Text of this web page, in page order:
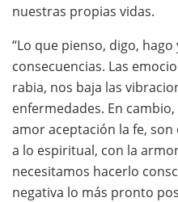
nuestras propias vidas.
“Lo que pienso, digo,
consecuencias. Las
rabia, nos baja las
enfermedades. En
amor aceptación la fe,
a lo espiritual, con la
necesitamos hacerlo
negativa lo más pronto